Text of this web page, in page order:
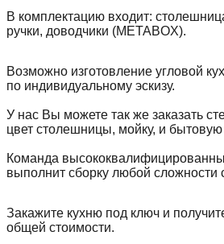
В комплектацию входит:
ручки, доводчики (METABOX).
Возможно изготовление угловой
по индивидуальному эскизу.
У нас Вы можете так же заказать
цвет столешницы, мойку, и бытовую
Команда
выполнит сборку любой сложности
Закажите кухню под ключ и
общей стоимости.